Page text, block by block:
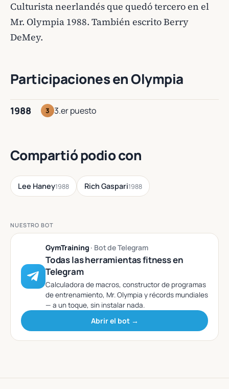
Culturista neerlandés que quedó tercero en el
Mr. Olympia 1988. También escrito Berry
DeMey.
Participaciones en Olympia
1988 3 3.er puesto
Compartió podio con
Lee Haney1988 Rich Gaspari1988
NUESTRO BOT
GymTraining · Bot de Telegram
Todas las herramientas fitness en
Telegram
Calculadora de macros, constructor de programas
de entrenamiento, Mr. Olympia y récords mundiales
— a un toque, sin instalar nada.
Abrir el bot →